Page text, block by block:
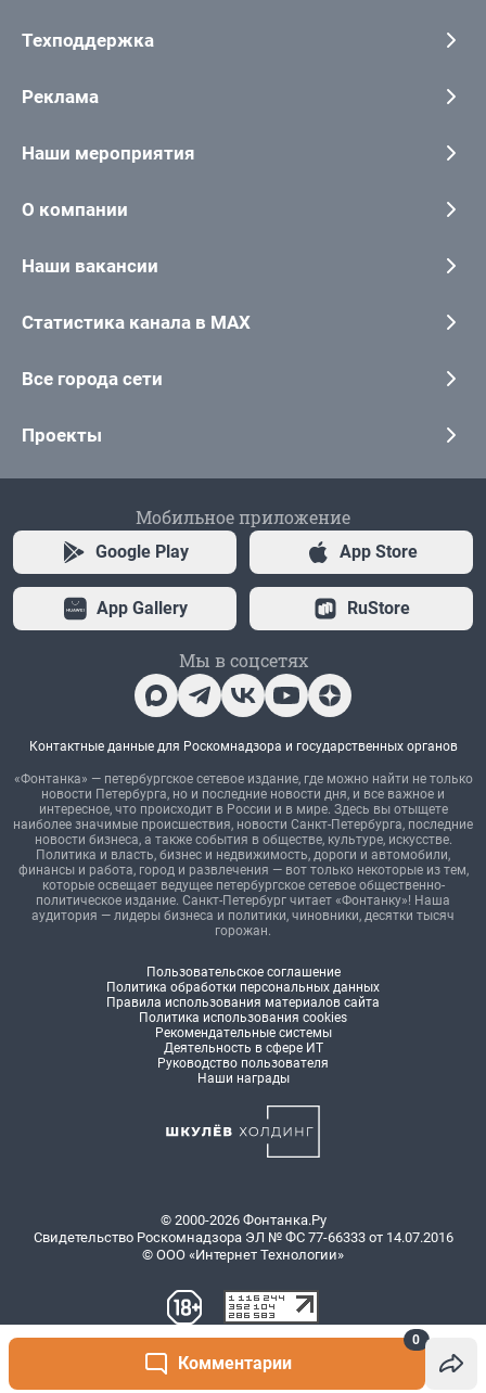
Комментарии
0
Техподдержка
Реклама
Наши мероприятия
О компании
Наши вакансии
Статистика канала в MAX
Все города сети
Проекты
Мобильное приложение
Google Play App Store
App Gallery RuStore
Мы в соцсетях
Контактные данные для Роскомнадзора и государственных органов
«Фонтанка» — петербургское сетевое издание, где можно найти не только
новости Петербурга, но и последние новости дня, и все важное и
интересное, что происходит в России и в мире. Здесь вы отыщете
наиболее значимые происшествия, новости Санкт-Петербурга, последние
новости бизнеса, а также события в обществе, культуре, искусстве.
Политика и власть, бизнес и недвижимость, дороги и автомобили,
финансы и работа, город и развлечения — вот только некоторые из тем,
которые освещает ведущее петербургское сетевое общественно-
политическое издание. Санкт-Петербург читает «Фонтанку»! Наша
аудитория — лидеры бизнеса и политики, чиновники, десятки тысяч
горожан.
Пользовательское соглашение
Политика обработки персональных данных
Правила использования материалов сайта
Политика использования cookies
Рекомендательные системы
Деятельность в сфере ИТ
Руководство пользователя
Наши награды
© 2000-2026 Фонтанка.Ру
Свидетельство Роскомнадзора ЭЛ № ФС 77-66333 от 14.07.2016
© ООО «Интернет Технологии»